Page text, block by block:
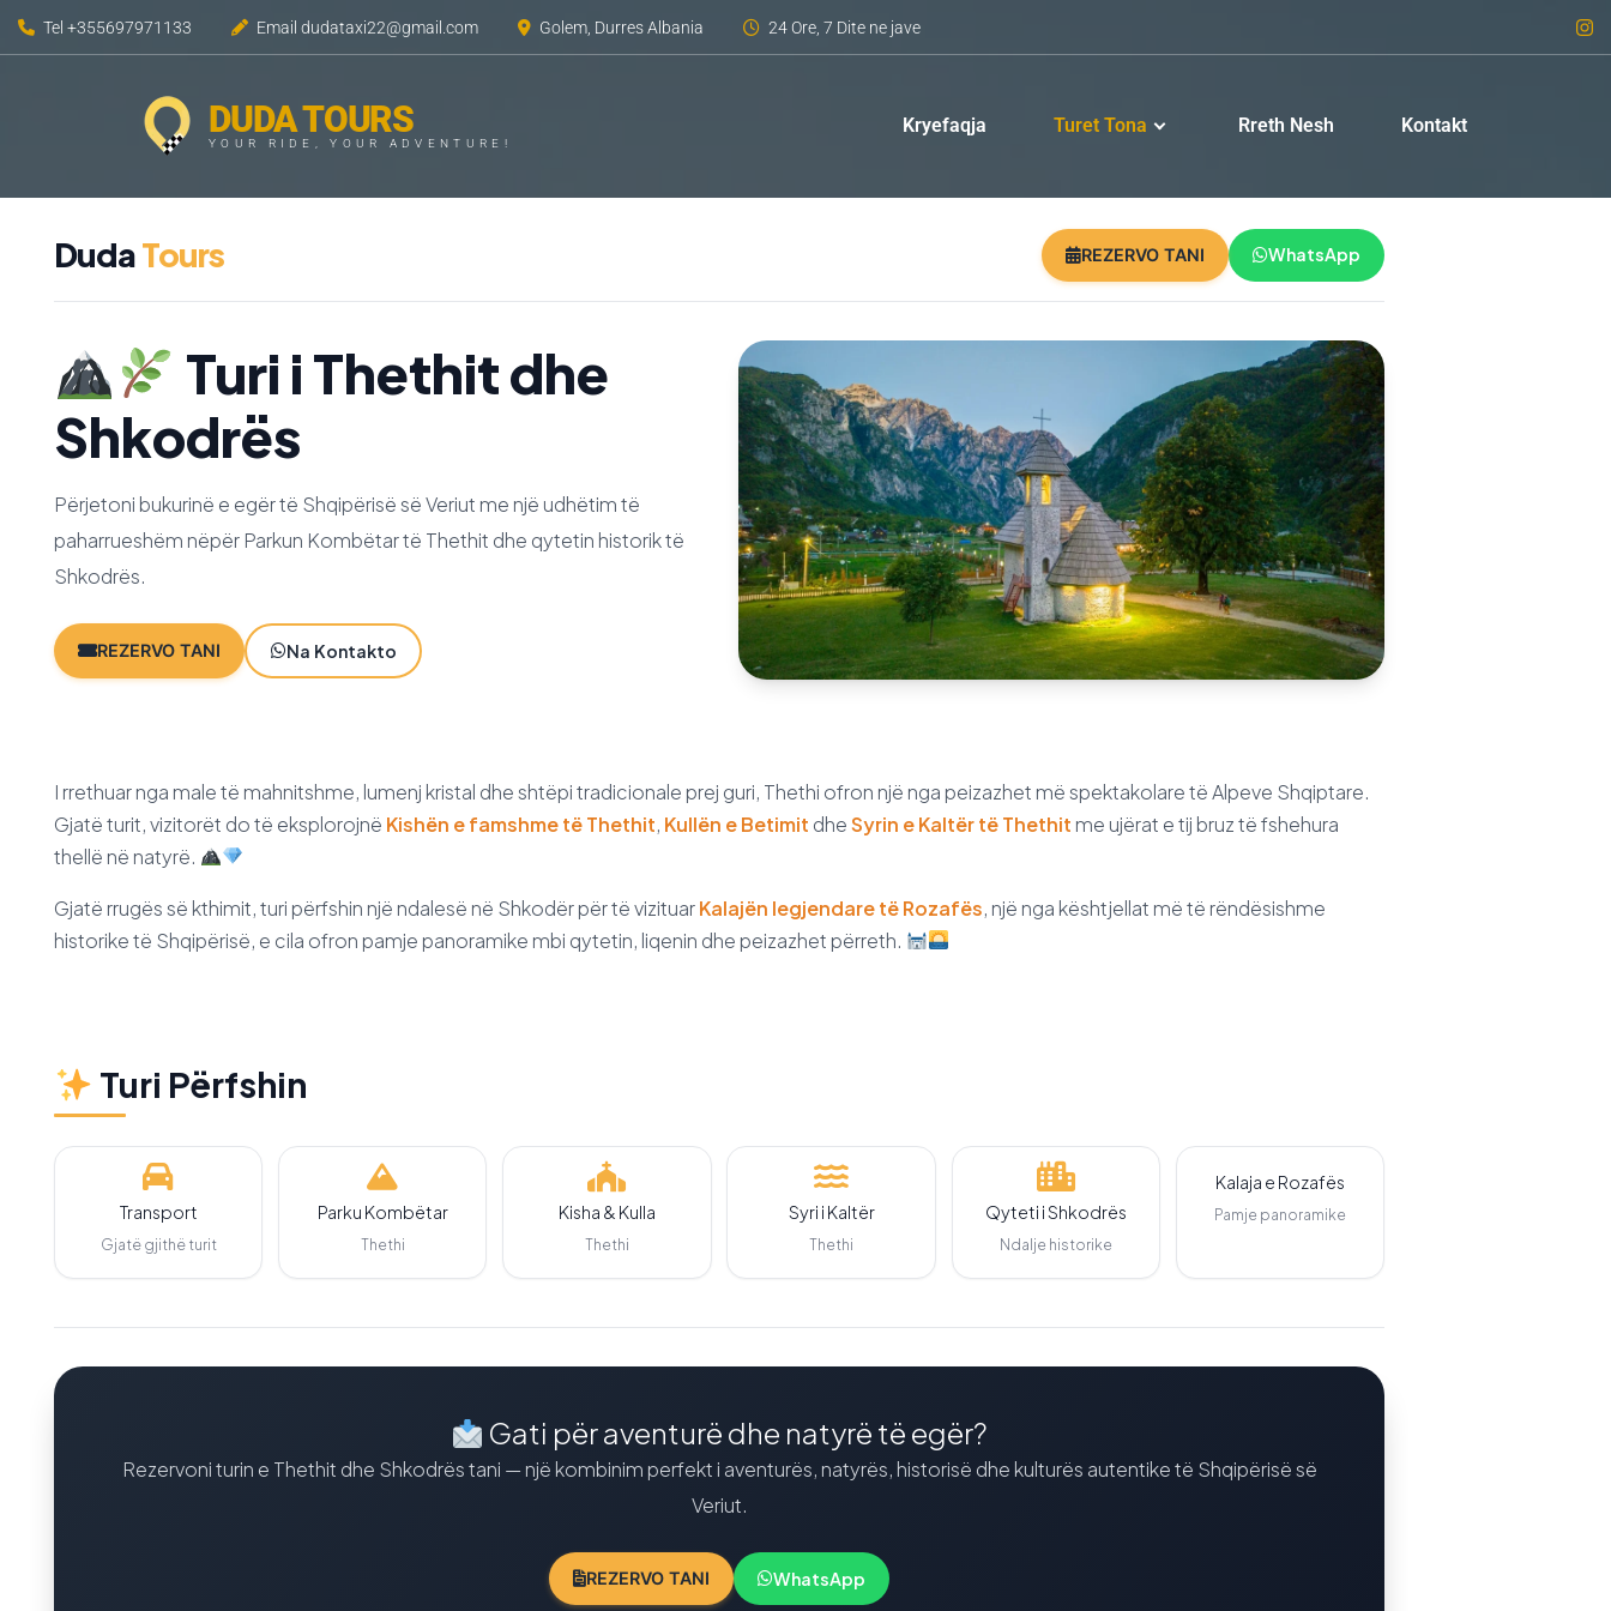
Tel +355697971133 Email dudataxi22@gmail.com Golem, Durres Albania 24 Ore, 7 Dite ne jave
DUDA TOURS
YOUR RIDE, YOUR ADVENTURE!
Kryefaqja Turet Tona Rreth Nesh Kontakt
DudaTours REZERVO TANI WhatsApp
Turi i Thethit dhe
Shkodrës
Përjetoni bukurinë e egër të Shqipërisë së Veriut me një udhëtim të
paharrueshëm nëpër Parkun Kombëtar të Thethit dhe qytetin historik të
Shkodrës.
REZERVO TANI Na Kontakto
I rrethuar nga male të mahnitshme, lumenj kristal dhe shtëpi tradicionale prej guri, Thethi ofron një nga peizazhet më spektakolare të Alpeve Shqiptare.
Gjatë turit, vizitorët do të eksplorojnë Kishën e famshme të Thethit, Kullën e Betimit dheSyrin e Kaltër të Thethit me ujërat e tij bruz të fshehura
thellë në natyrë.
Gjatë rrugës së kthimit, turi përfshin një ndalesë në Shkodër për të vizituarKalajën legjendare të Rozafës, një nga kështjellat më të rëndësishme
historike të Shqipërisë, e cila ofron pamje panoramike mbi qytetin, liqenin dhe peizazhet përreth.
Turi Përfshin
Transport
Gjatë gjithë turit
Parku Kombëtar
Thethi
Kisha & Kulla
Thethi
Syri i Kaltër
Thethi
Qyteti i Shkodrës
Ndalje historike
Kalaja e Rozafës
Pamje panoramike
Gati për aventurë dhe natyrë të egër?
Rezervoni turin e Thethit dhe Shkodrës tani — një kombinim perfekt i aventurës, natyrës, historisë dhe kulturës autentike të Shqipërisë së
Veriut.
REZERVO TANI WhatsApp